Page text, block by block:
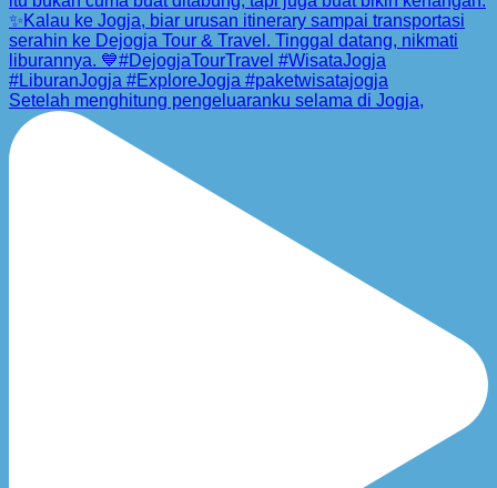
Setelah menghitung pengeluaranku selama di Jogja,